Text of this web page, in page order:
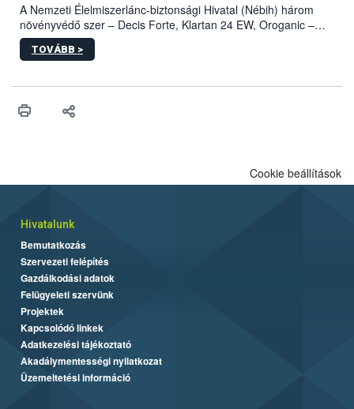
A Nemzeti Élelmiszerlánc-biztonsági Hivatal (Nébih) három
növényvédő szer – Decis Forte, Klartan 24 EW, Oroganic –
engedélyokiratát módosította, így azok a szüretet követően,
egészen a vesszőérettség (BBCH 91) stádiumáig
érésű szőlőkben is legyen lehetőség a károsító elleni további
felhasználók számára is elérhető és ökológiai termesztésben is
TOVÁBB >
Cookie beállítások
Hivatalunk
Bemutatkozás
Szervezeti felépítés
Gazdálkodási adatok
Felügyeleti szervünk
Projektek
Kapcsolódó linkek
Adatkezelési tájékoztató
Akadálymentességi nyilatkozat
Üzemeltetési információ